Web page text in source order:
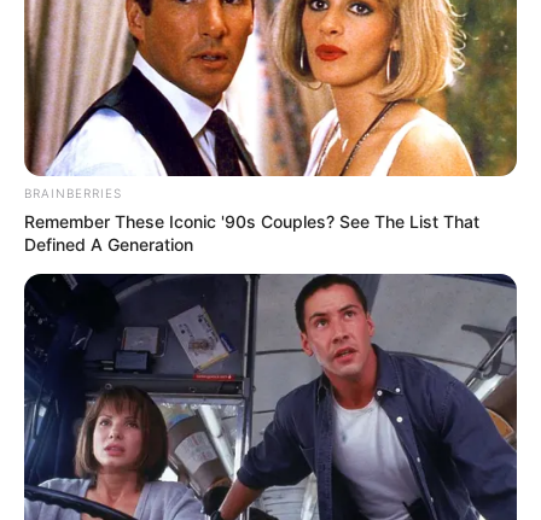
ΣΠΑΜΕ ΤΟ ΜΑΤΡΙΞ – ΤΟ ΒΙΒΛΙΟ
BRAINBERRIES
Remember These Iconic '90s Couples? See The List That
Defined A Generation